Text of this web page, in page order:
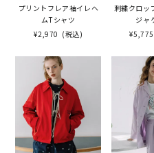
プリントフレア袖イレヘ
ムTシャツ
¥2,970 (税込)
刺繍クロッ
ジャ
¥5,775